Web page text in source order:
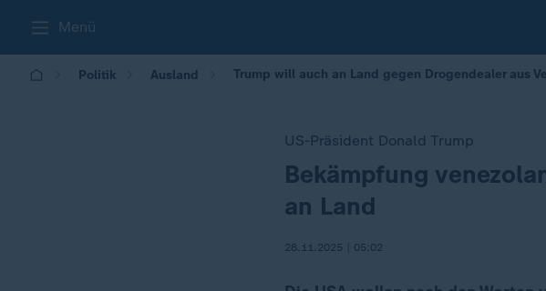
Menü
Politik Ausland Trump will auch an Land gegen Drogendealer aus
US-Präsident Donald Trump
:Bekämpfung
an Land
28.11.2025 | 05:02